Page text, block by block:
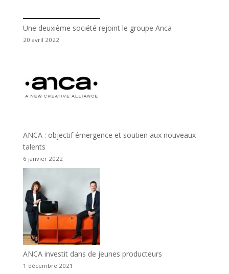
Une deuxième société rejoint le groupe Anca
20 avril 2022
ANCA : objectif émergence et soutien aux nouveaux
talents
6 janvier 2022
ANCA investit dans de jeunes producteurs
1 décembre 2021